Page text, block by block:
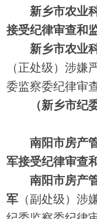
新乡市农业
接受纪律审查和
新乡市农业
（正处级）涉嫌
委监察委纪律审
（新乡市纪
南阳市房产
军接受纪律审查
南阳市房产
军 （副处级）涉